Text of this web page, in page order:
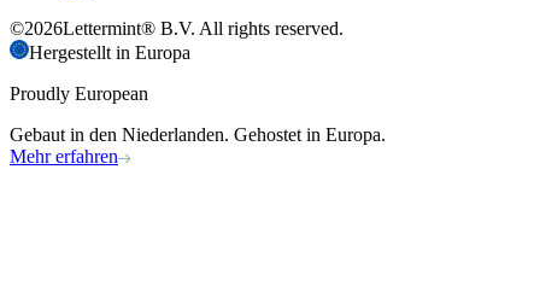
©2026Lettermint® B.V. All rights reserved.
Hergestellt in Europa
Proudly European
Gebaut in den Niederlanden. Gehostet in Europa.
Mehr erfahren